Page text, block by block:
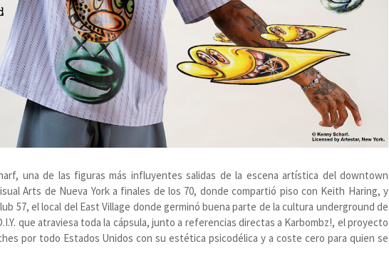
una de las figuras más influyentes salidas de la escena artística del downtown
Arts de Nueva York a finales de los 70, donde compartió piso con Keith Haring, y
57, el local del East Village donde germinó buena parte de la cultura underground de
que atraviesa toda la cápsula, junto a referencias directas a Karbombz!, el proyecto
por todo Estados Unidos con su estética psicodélica y a coste cero para quien se